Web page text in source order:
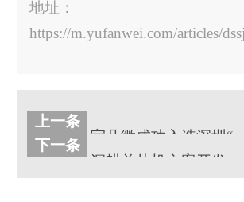
地址：
https://m.yufanwei.com/articles/
上一条
宇凡微成功入选深圳“专精特新”企业名单，热烈欢迎深圳卫视专访拍摄
下一条